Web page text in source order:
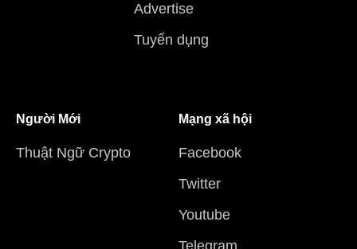
Advertise
Tuyển dụng
Người Mới
Thuật Ngữ Crypto
Mạng xã hội
Facebook
Twitter
Youtube